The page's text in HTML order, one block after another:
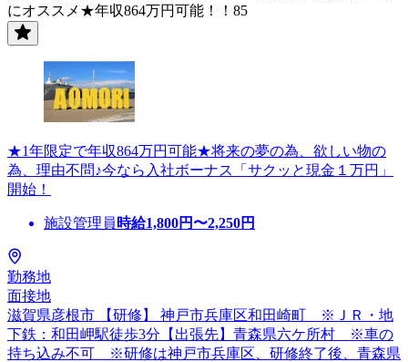
にオススメ★年収864万円可能！！85
★1年限定で年収864万円可能★将来の夢の為、欲しい物の
為、理由不問♪今なら入社ボーナス「サクッと現金１万円」
開始！
施設管理員 時給1,800円〜2,250円
勤務地
面接地
滋賀県彦根市 【研修】 神戸市兵庫区和田崎町 ※ＪＲ・地
下鉄：和田岬駅徒歩3分【出張先】青森県六ケ所村 ※車の
持ち込み不可 ※研修は神戸市兵庫区、研修終了後、青森県